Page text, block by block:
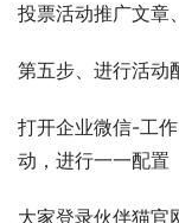
投票活动推广文章
第五步、进行活动
打开企业微信-工
动，进行一一配置
大家登录伙伴猫官